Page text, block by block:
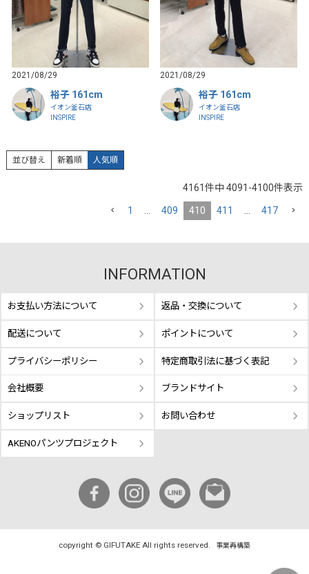
2021/08/29
裕子 161cm
イオン釜石店
INSPIRE
2021/08/29
裕子 161cm
イオン釜石店
INSPIRE
並び替え 新着順 人気順
4161件中4091 -4100件表示
1 … 409 410 411 … 417
INFORMATION
お支払い方法について 返品・交換について
配送について ポイントについて
プライバシーポリシー 特定商取引法に基づく表記
会社概要 ブランドサイト
ショップリスト お問い合わせ
AKENOパンツプロジェクト
copyright © GIFUTAKE All rights reserved. 事業再構築